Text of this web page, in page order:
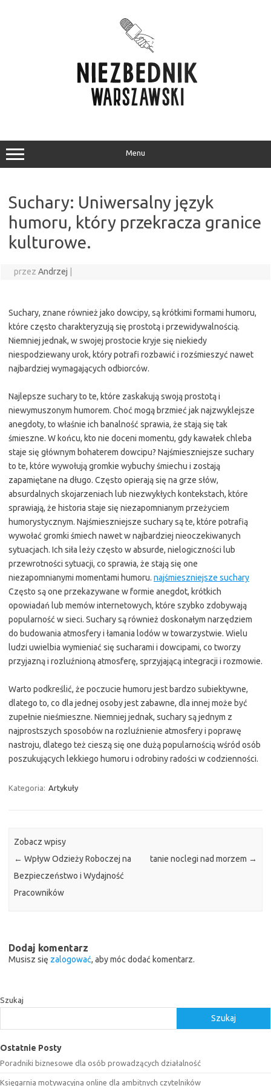
Menu
Suchary: Uniwersalny język
humoru, który przekracza granice
kulturowe.
przez Andrzej
Suchary, znane również jako dowcipy, są krótkimi formami humoru,
które często charakteryzują się prostotą i przewidywalnością.
Niemniej jednak, w swojej prostocie kryje się niekiedy
niespodziewany urok, który potrafi rozbawić i rozśmieszyć nawet
najbardziej wymagających odbiorców.
Najlepsze suchary to te, które zaskakują swoją prostotą i
niewymuszonym humorem. Choć mogą brzmieć jak najzwyklejsze
anegdoty, to właśnie ich banalność sprawia, że stają się tak
śmieszne. W końcu, kto nie doceni momentu, gdy kawałek chleba
staje się głównym bohaterem dowcipu? Najśmieszniejsze suchary
to te, które wywołują gromkie wybuchy śmiechu i zostają
zapamiętane na długo. Często opierają się na grze słów,
absurdalnych skojarzeniach lub niezwykłych kontekstach, które
sprawiają, że historia staje się niezapomnianym przeżyciem
humorystycznym. Najśmieszniejsze suchary są te, które potrafią
wywołać gromki śmiech nawet w najbardziej nieoczekiwanych
sytuacjach. Ich siła leży często w absurde, nielogiczności lub
przewrotności sytuacji, co sprawia, że stają się one
niezapomnianymi momentami humoru. najśmieszniejsze suchary
Często są one przekazywane w formie anegdot, krótkich
opowiadań lub memów internetowych, które szybko zdobywają
popularność w sieci. Suchary są również doskonałym narzędziem
do budowania atmosfery i łamania lodów w towarzystwie. Wielu
ludzi uwielbia wymieniać się sucharami i dowcipami, co tworzy
przyjazną i rozluźnioną atmosferę, sprzyjającą integracji i rozmowie.
Warto podkreślić, że poczucie humoru jest bardzo subiektywne,
dlatego to, co dla jednej osoby jest zabawne, dla innej może być
zupełnie nieśmieszne. Niemniej jednak, suchary są jednym z
najprostszych sposobów na rozluźnienie atmosfery i poprawę
nastroju, dlatego też cieszą się one dużą popularnością wśród osób
poszukujących lekkiego humoru i odrobiny radości w codzienności.
Kategoria: Artykuły
Zobacz wpisy
← Wpływ Odzieży Roboczej na
Bezpieczeństwo i Wydajność
Pracowników
tanie noclegi nad morzem →
Dodaj komentarz
Musisz się zalogować, aby móc dodać komentarz.
Szukaj
Szukaj
Ostatnie Posty
Poradniki biznesowe dla osób prowadzących działalność
Księgarnia motywacyjna online dla ambitnych czytelników